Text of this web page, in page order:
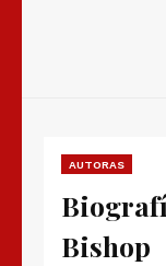
AUTORAS
Bishop